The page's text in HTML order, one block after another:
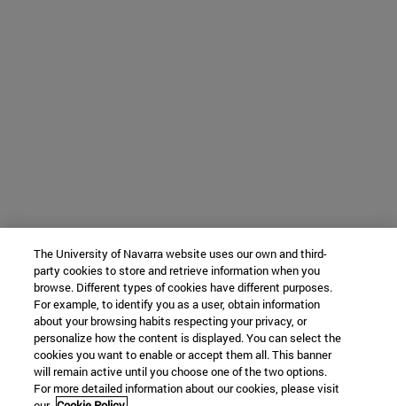
The University of Navarra website uses our own and third-
party cookies to store and retrieve information when you
browse. Different types of cookies have different purposes.
For example, to identify you as a user, obtain information
about your browsing habits respecting your privacy, or
personalize how the content is displayed. You can select the
cookies you want to enable or accept them all. This banner
will remain active until you choose one of the two options.
For more detailed information about our cookies, please visit